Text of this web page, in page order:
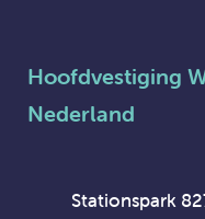
Hoofdvestiging
Nederland
Stationspark